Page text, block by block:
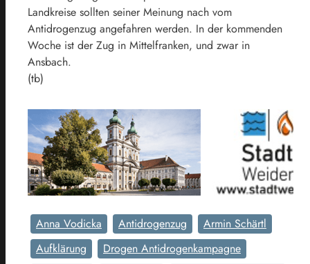
Landkreise sollten seiner Meinung nach vom
Antidrogenzug angefahren werden. In der kommenden
Woche ist der Zug in Mittelfranken, und zwar in
Ansbach.
(tb)
Anna Vodicka Antidrogenzug
Armin Schärtl
Aufklärung
Drogen Antidrogenkampagne